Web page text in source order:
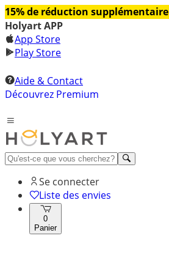
15% de réduction supplémentaire
Holyart APP
App Store
Play Store
Aide & Contact
Découvrez Premium
Se connecter
Liste des envies
0
Panier